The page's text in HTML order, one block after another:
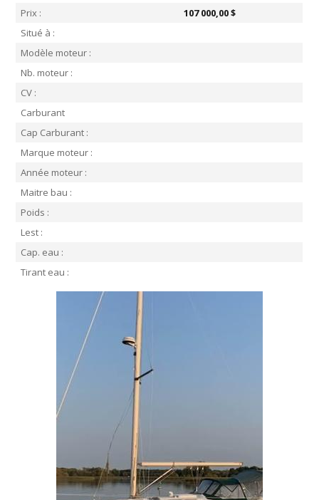
Prix :
107 000,00 $
Situé à :
Modèle moteur :
Nb. moteur :
CV :
Carburant
Cap Carburant :
Marque moteur :
Année moteur :
Maitre bau :
Poids :
Lest :
Cap. eau :
Tirant eau :